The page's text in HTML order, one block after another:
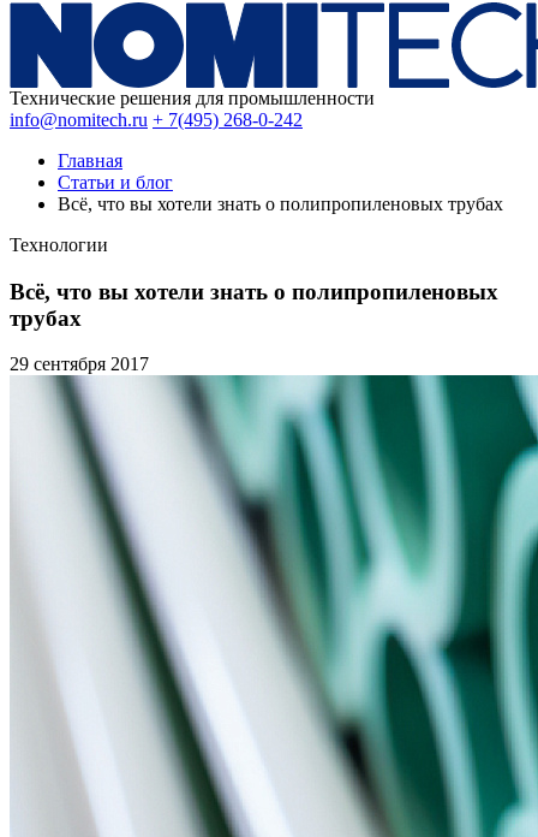
Технические решения для промышленности
info@nomitech.ru + 7(495) 268-0-242
Главная
Статьи и блог
Всё, что вы хотели знать о полипропиленовых трубах
Технологии
Всё, что вы хотели знать о полипропиленовых
трубах
29 сентября 2017